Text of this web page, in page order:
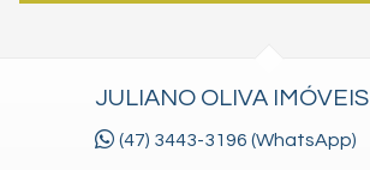
JULIANO OLIVA IMÓVEIS
(47) 3443-3196 (WhatsApp)